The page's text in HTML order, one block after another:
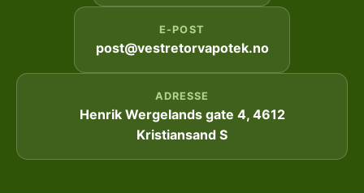
E-POST
post@vestretorvapotek.no
ADRESSE
Henrik Wergelands gate 4, 4612
Kristiansand S